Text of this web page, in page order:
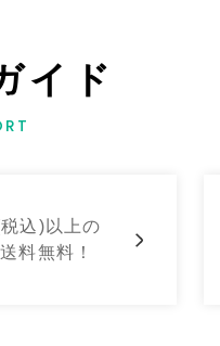
イド
込)以上の
料無料！